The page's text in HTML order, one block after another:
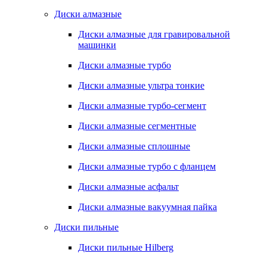
Диски алмазные
Диски алмазные для гравировальной
машинки
Диски алмазные турбо
Диски алмазные ультра тонкие
Диски алмазные турбо-сегмент
Диски алмазные сегментные
Диски алмазные сплошные
Диски алмазные турбо с фланцем
Диски алмазные асфальт
Диски алмазные вакуумная пайка
Диски пильные
Диски пильные Hilberg